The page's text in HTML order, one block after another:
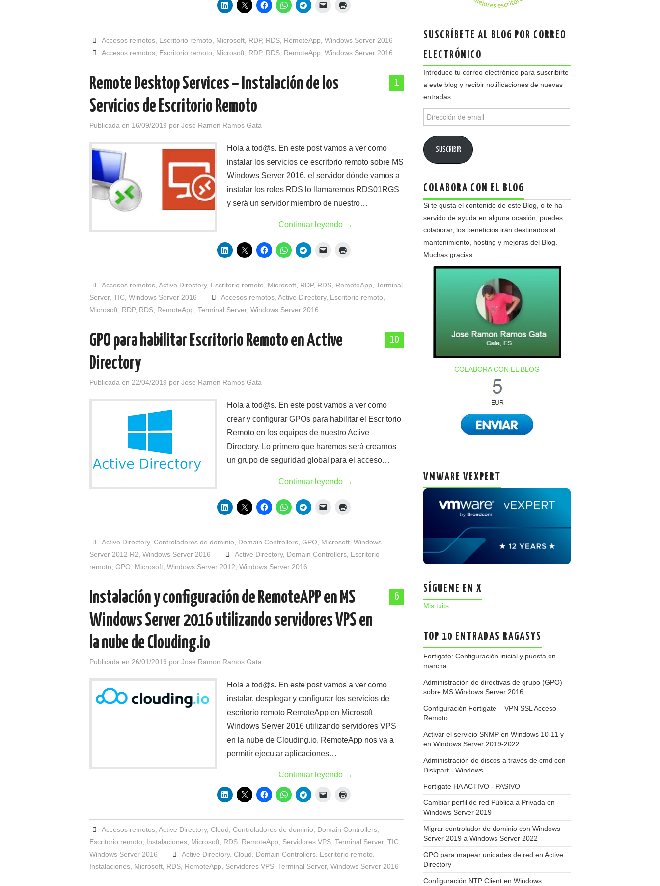
Accesos remotos Escritorio remoto Microsoft RDP, RDS RemoteApp ,Windows Server 2016
Accesos remotos Escritorio remoto Microsoft RDP, RDS RemoteApp ,Windows Server 2016
1
Remote Desktop Services – Instalación de los
Servicios de Escritorio Remoto
Publicada en 16/09/2019 por Jose Ramon Ramos Gata
Hola a tod@s. En este post vamos a ver como
instalar los servicios de escritorio remoto sobre MS
Windows Server 2016, el servidor dónde vamos a
instalar los roles RDS lo llamaremos RDS01RGS
y será un servidor miembro de nuestro…
Continuar leyendo →
Accesos remotos ,Active Directory, Escritorio remoto Microsoft RDP, RDS RemoteApp ,Terminal
Server, TIC Windows Server 2016 Accesos remotos ,Active Directory, Escritorio remoto
Microsoft RDP, RDS RemoteApp Terminal Server, Windows Server 2016
10
GPO para habilitar Escritorio Remoto en Active
Directory
Publicada en 22/04/2019 por Jose Ramon Ramos Gata
Hola a tod@s. En este post vamos a ver como
crear y configurar GPOs para habilitar el Escritorio
Remoto en los equipos de nuestro Active
Directory. Lo primero que haremos será crearnos
un grupo de seguridad global para el acceso…
Continuar leyendo →
Active Directory,Controladores de dominio Domain Controllers ,GPO Microsoft ,Windows
Server 2012 R2 Windows Server 2016 Active Directory, Domain Controllers Escritorio
remoto GPO Microsoft Windows Server 2012 Windows Server 2016
6
Instalación y configuración de RemoteAPP en MS
Windows Server 2016 utilizando servidores VPS en
la nube de Clouding.io
Publicada en 26/01/2019 por Jose Ramon Ramos Gata
Hola a tod@s. En este post vamos a ver como
instalar, desplegar y configurar los servicios de
escritorio remoto RemoteApp en Microsoft
Windows Server 2016 utilizando servidores VPS
en la nube de Clouding.io. RemoteApp nos va a
permitir ejecutar aplicaciones…
Continuar leyendo →
Accesos remotos ,Active Directory,Cloud ,Controladores de dominio Domain Controllers
Escritorio remoto
Instalaciones Microsoft RDS RemoteApp Servidores VPS Terminal Server, TIC
Windows Server 2016
Active Directory,Cloud Domain Controllers Escritorio remoto
Instalaciones Microsoft RDS RemoteApp Servidores VPS Terminal Server, Windows Server 2016
SUSCRÍBETE AL BLOG POR CORREO
ELECTRÓNICO
Introduce tu correo electrónico para suscribirte
a este blog y recibir notificaciones de nuevas
entradas.
de
SUSCRIBIR
COLABORA CON EL BLOG
Si te gusta el contenido de este Blog, o te ha
servido de ayuda en alguna ocasión, puedes
colaborar, los beneficios irán destinados al
mantenimiento, hosting y mejoras del Blog.
Muchas gracias.
COLABORA CON EL BLOG
VMWARE VEXPERT
SÍGUEME EN X
Mis tuits
TOP 10 ENTRADAS RAGASYS
Fortigate: Configuración inicial y puesta en
marcha
Administración de directivas de grupo (GPO)
sobre MS Windows Server 2016
Configuración Fortigate – VPN SSL Acceso
Remoto
Activar el servicio SNMP en Windows 10-11 y
en Windows Server 2019-2022
Administración de discos a través de cmd con
Diskpart - Windows
Fortigate HA ACTIVO - PASIVO
Cambiar perfil de red Pública a Privada en
Windows Server 2019
Migrar controlador de dominio con Windows
Server 2019 a Windows Server 2022
GPO para mapear unidades de red en Active
Directory
Configuración NTP Client en Windows